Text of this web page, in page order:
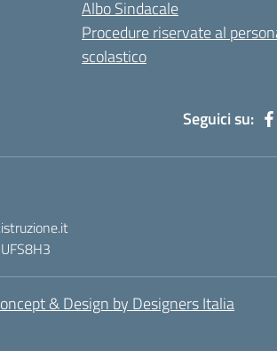
Albo Sindacale
Procedure riservate al
scolastico
Seguici su:
& Design by Designers Italia